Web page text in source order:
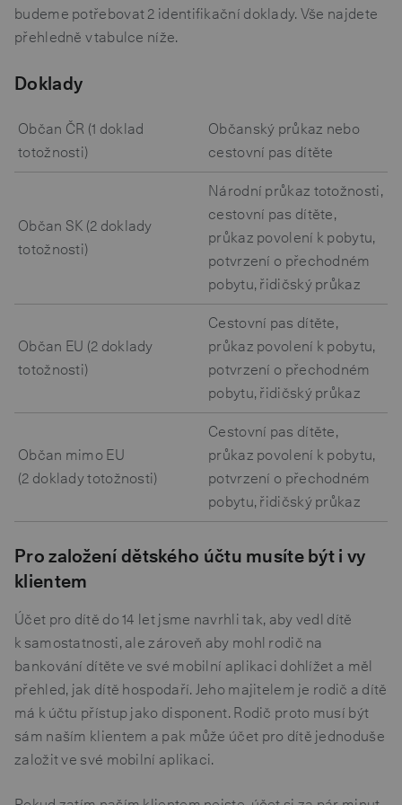
budeme potřebovat 2 identifikační doklady. Vše najdete
přehledně v tabulce níže.
Doklady
Občan ČR (1 doklad
totožnosti)
Občanský průkaz nebo
cestovní pas dítěte
Občan SK (2 doklady
totožnosti)
Národní průkaz totožnosti,
cestovní pas dítěte,
průkaz povolení k pobytu,
potvrzení o přechodném
pobytu, řidičský průkaz
Občan EU (2 doklady
totožnosti)
Cestovní pas dítěte,
průkaz povolení k pobytu,
potvrzení o přechodném
pobytu, řidičský průkaz
Občan mimo EU
(2 doklady totožnosti)
Cestovní pas dítěte,
průkaz povolení k pobytu,
potvrzení o přechodném
pobytu, řidičský průkaz
Pro založení dětského účtu musíte být i vy
klientem
Účet pro dítě do 14 let jsme navrhli tak, aby vedl dítě
k samostatnosti, ale zároveň aby mohl rodič na
bankování dítěte ve své mobilní aplikaci dohlížet a měl
přehled, jak dítě hospodaří. Jeho majitelem je rodič a dítě
má k účtu přístup jako disponent. Rodič proto musí být
sám naším klientem a pak může účet pro dítě jednoduše
založit ve své mobilní aplikaci.